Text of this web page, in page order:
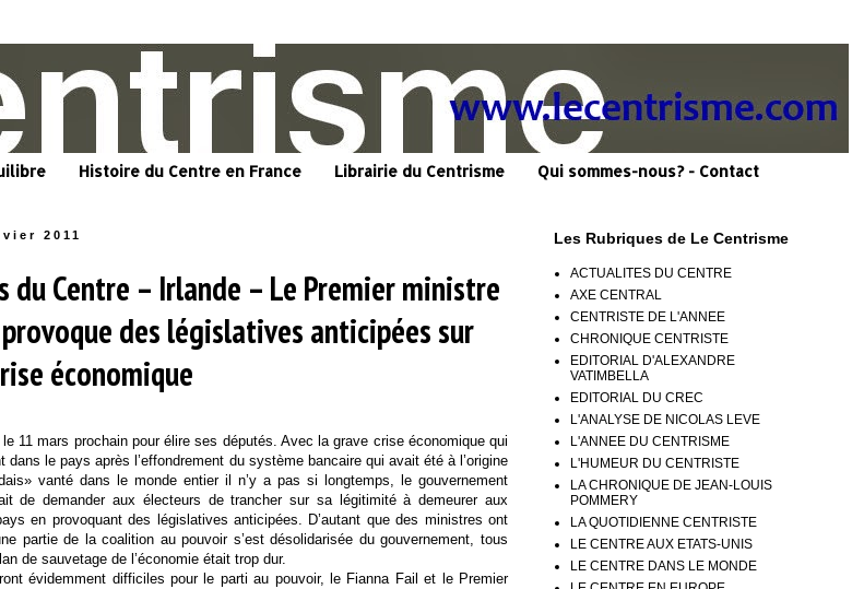
Histoire du Centre en France Librairie du Centrisme Qui sommes-nous? - Contact
2011
du Centre – Irlande – Le Premier ministre
des législatives anticipées sur
économique
le 11 mars prochain pour élire ses députés. Avec la grave crise économique qui
dans le pays après l’effondrement du système bancaire qui avait été à l’origine
vanté dans le monde entier il n’y a pas si longtemps, le gouvernement
de demander aux électeurs de trancher sur sa légitimité à demeurer aux
en provoquant des législatives anticipées. D’autant que des ministres ont
partie de la coalition au pouvoir s’est désolidarisée du gouvernement, tous
de sauvetage de l’économie était trop dur.
évidemment difficiles pour le parti au pouvoir, le Fianna Fail et le Premier
Les Rubriques de Le Centrisme
ACTUALITES DU CENTRE
AXE CENTRAL
CENTRISTE DE L'ANNEE
CHRONIQUE CENTRISTE
EDITORIAL D'ALEXANDRE
VATIMBELLA
EDITORIAL DU CREC
L'ANALYSE DE NICOLAS LEVE
L'ANNEE DU CENTRISME
L'HUMEUR DU CENTRISTE
LA CHRONIQUE DE JEAN-LOUIS
POMMERY
LA QUOTIDIENNE CENTRISTE
LE CENTRE AUX ETATS-UNIS
LE CENTRE DANS LE MONDE